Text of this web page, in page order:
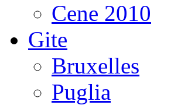
Cene 2010
Gite
Bruxelles
Puglia